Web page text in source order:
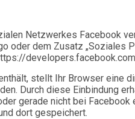
Netzwerkes Facebook
dem Zusatz „Soziales
stellt Ihr Browser eine
Durch diese Einbindung
gerade nicht bei
dort gespeichert.